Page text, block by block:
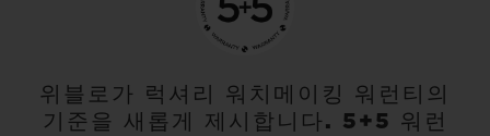
위블로가 럭셔리 워치메이킹 워런티의
기준을 새롭게 제시합니다. 5+5 워런